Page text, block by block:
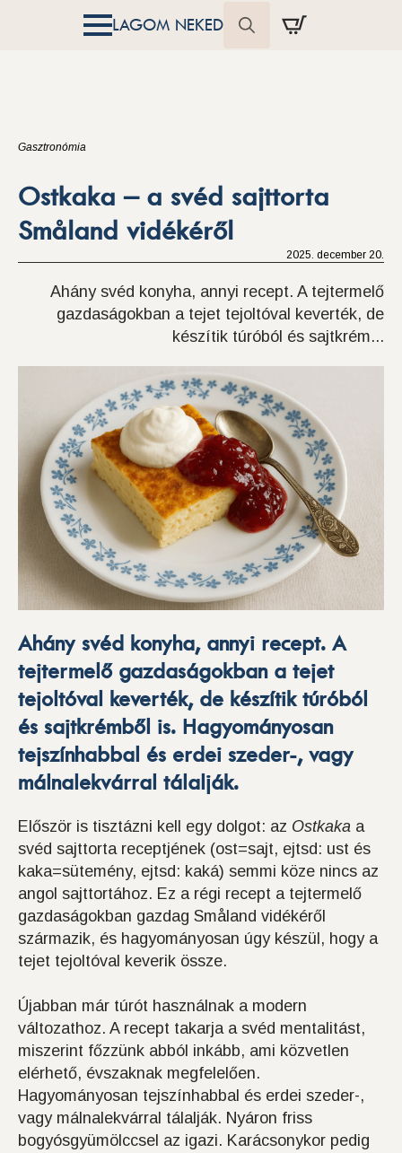
LAGOM NEKED
Gasztronómia
Ostkaka – a svéd sajttorta
Småland vidékéről
2025. december 20.
Ahány svéd konyha, annyi recept. A tejtermelő
gazdaságokban a tejet tejoltóval keverték, de
készítik túróból és sajtkrém...
Ahány svéd konyha, annyi recept. A
tejtermelő gazdaságokban a tejet
tejoltóval keverték, de készítik túróból
és sajtkrémből is. Hagyományosan
tejszínhabbal és erdei szeder-, vagy
málnalekvárral tálalják.
Először is tisztázni kell egy dolgot: az Ostkaka a
svéd sajttorta receptjének (ost=sajt, ejtsd: ust és
kaka=sütemény, ejtsd: kaká) semmi köze nincs az
angol sajttortához. Ez a régi recept a tejtermelő
gazdaságokban gazdag Småland vidékéről
származik, és hagyományosan úgy készül, hogy a
tejet tejoltóval keverik össze.
Újabban már túrót használnak a modern
változathoz. A recept takarja a svéd mentalitást,
miszerint főzzünk abból inkább, ami közvetlen
elérhető, évszaknak megfelelően.
Hagyományosan tejszínhabbal és erdei szeder-,
vagy málnalekvárral tálalják. Nyáron friss
bogyósgyümölccsel az igazi. Karácsonykor pedig